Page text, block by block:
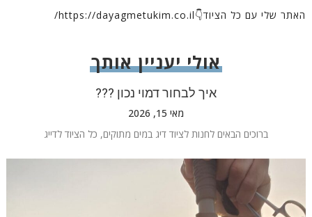
האתר שלי עם כל הציוד👇https://dayagmetukim.co.il/
אולי יעניין אותך
איך לבחור דמוי נכון ???
מאי 15, 2026
ברוכים הבאים לחנות לציוד דיג במים מתוקים, כל הציוד לדייג